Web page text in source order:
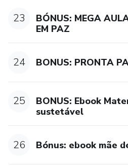
23
BÓNUS: MEGA
EM PAZ
24 BONUS: PRONTA
25
BONUS: Ebook
sustetável
26 Bónus: ebook mãe